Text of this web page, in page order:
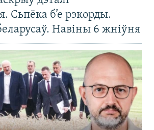
Сьпёка б’е рэкорды.
Навіны 6 жніўня